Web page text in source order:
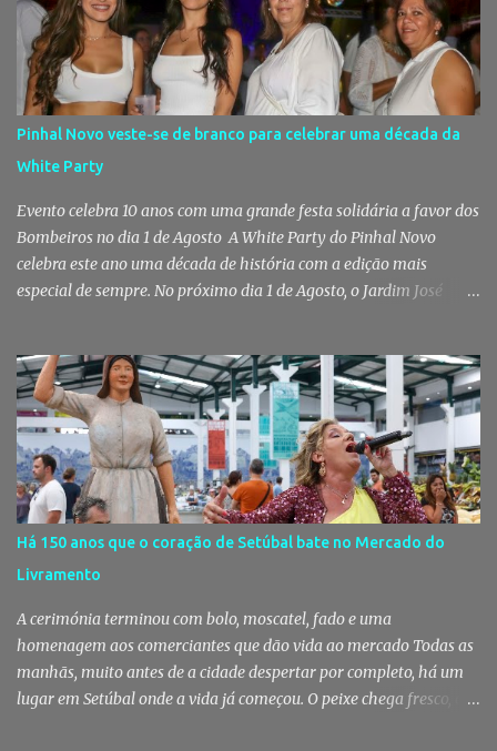
divulgada só nesta quinta-feira - numa ação desenvolvida pelo
Posto Territorial de Pinhal Novo. Segundo a GNR, "no âmbito de
uma ação de patrulhamento, os militares da Guarda detetaram
uma viatura estacionada num local referenciado pela prática de
furtos e pelo consumo de estupefacientes", circunstância que
motivou a realização de diligências policiais. Foi no decorrer
dessas ações que os militares localizaram um suspeito no interior
de um edifício público. Apanhado em flagrante De ...
Pinhal Novo veste-se de branco para celebrar uma década da
White Party
Evento celebra 10 anos com uma grande festa solidária a favor dos
Bombeiros no dia 1 de Agosto A White Party do Pinhal Novo
celebra este ano uma década de história com a edição mais
especial de sempre. No próximo dia 1 de Agosto, o Jardim José
que parte das receitas reverterá para a Associação Humanitária
dos Bombeiros Voluntários do Pinhal Novo, reforçando o espírito
comunitário que sempre distinguiu este evento. O branco é a cor
essencial da festa de 1 de Agosto no Pinhal Novo 10 anos depois da
primeira edição, a White Party continua a ser muito mais do que
uma pista de dança ao ar livre. É um ponto de encontro entre
gerações, um momento de reencontro entre amigos e famílias,
mas também o reflexo daquilo que distingue o Pinhal Novo: a
capacidade de transformar uma ideia simples numa tradição que
mobiliza milhares de pessoas. Todos os anos, quando ch...
Há 150 anos que o coração de Setúbal bate no Mercado do
Livramento
A cerimónia terminou com bolo, moscatel, fado e uma
homenagem aos comerciantes que dão vida ao mercado Todas as
manhãs, muito antes de a cidade despertar por completo, há um
lugar em Setúbal onde a vida já começou. O peixe chega fresco, os